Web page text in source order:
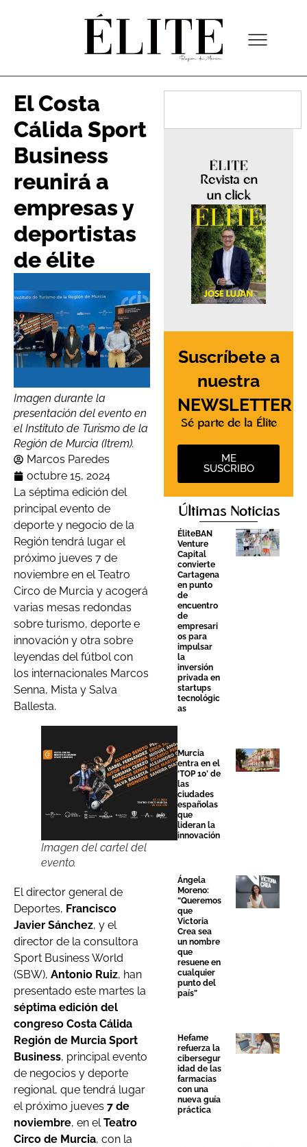
El Costa
Cálida Sport
Business
reunirá a
empresas y
deportistas
de élite
Imagen durante la
presentación del evento en
el Instituto de Turismo de la
Región de Murcia (Itrem).
Marcos Paredes
octubre 15, 2024
La séptima edición del
principal evento de
deporte y negocio de la
Región tendrá lugar el
próximo jueves 7 de
noviembre en el Teatro
Circo de Murcia y acogerá
varias mesas redondas
sobre turismo, deporte e
innovación y otra sobre
leyendas del fútbol con
los internacionales Marcos
Senna, Mista y Salva
Ballesta.
Imagen del cartel del
evento.
El director general de
Deportes, Francisco
Javier Sánchez, y el
director de la consultora
Sport Business World
(SBW), Antonio Ruiz, han
presentado este martes la
séptima edición del
congreso Costa Cálida
Región de Murcia Sport
Business, principal evento
de negocios y deporte
regional, que tendrá lugar
el próximo jueves 7 de
noviembre, en elTeatro
Circo de Murcia, con la
Revista en
un click
Suscríbete a
nuestra
NEWSLETTER
Sé parte de la Élite
ME
SUSCRIBO
Últimas Noticias
ÉliteBAN
Venture
Capital
convierte
Cartagena
en punto
de
encuentro
de
empresari
os para
impulsar
la
inversión
privada en
startups
tecnológic
as
Murcia
entra en el
‘TOP 10’ de
las
ciudades
españolas
que
lideran la
innovación
Ángela
Moreno:
“Queremos
que
Victoria
Crea sea
un nombre
que
resuene en
cualquier
punto del
país”
Hefame
refuerza la
cibersegur
idad de las
farmacias
con una
nueva guía
práctica